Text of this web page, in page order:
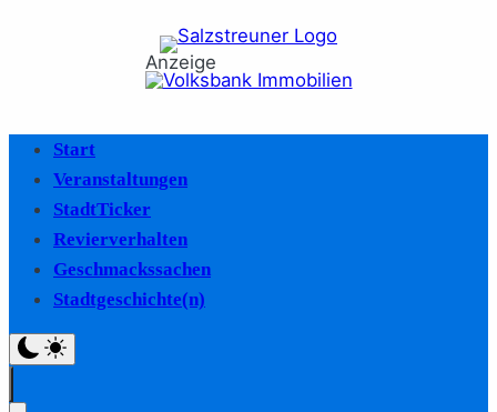
Anzeige
Start
Veranstaltungen
StadtTicker
Revierverhalten
Geschmackssachen
Stadtgeschichte(n)